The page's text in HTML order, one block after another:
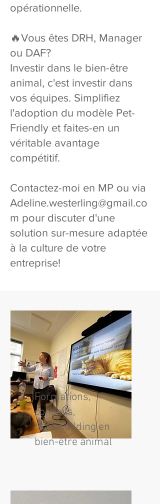
opérationnelle.
🔥Vous êtes DRH, Manager
ou DAF?
Investir dans le bien-être
animal, c'est investir dans
vos équipes. Simplifiez
l'adoption du modèle Pet-
Friendly et faites-en un
véritable avantage
compétitif.
Contactez-moi en MP ou via
Adeline.westerling@gmail.co
m pour discuter d'une
solution sur-mesure adaptée
à la culture de votre
entreprise!
Formations,
conseils,
teambuilding en
bien-être animal